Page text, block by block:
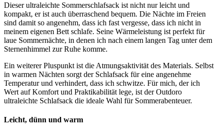
Dieser ultraleichte Sommerschlafsack ist nicht nur leicht und
kompakt, er ist auch überraschend bequem. Die Nächte im Freien
sind damit so angenehm, dass ich fast vergesse, dass ich nicht in
meinem eigenen Bett schlafe. Seine Wärmeleistung ist perfekt für
laue Sommernächte, in denen ich nach einem langen Tag unter dem
Sternenhimmel zur Ruhe komme.
Ein weiterer Pluspunkt ist die Atmungsaktivität des Materials. Selbst
in warmen Nächten sorgt der Schlafsack für eine angenehme
Temperatur und verhindert, dass ich schwitze. Für mich, der ich
Wert auf Komfort und Praktikabilität lege, ist der Outdoro
ultraleichte Schlafsack die ideale Wahl für Sommerabenteuer.
Leicht, dünn und warm